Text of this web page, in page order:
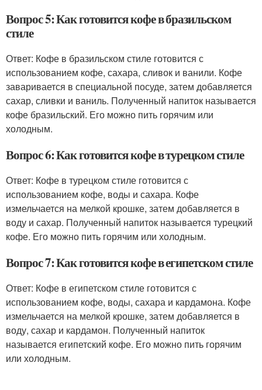
Вопрос 5: Как готовится кофе в бразильском
стиле
Ответ: Кофе в бразильском стиле готовится с
использованием кофе, сахара, сливок и ванили. Кофе
заваривается в специальной посуде, затем добавляется
сахар, сливки и ваниль. Полученный напиток называется
кофе бразильский. Его можно пить горячим или
холодным.
Вопрос 6: Как готовится кофе в турецком стиле
Ответ: Кофе в турецком стиле готовится с
использованием кофе, воды и сахара. Кофе
измельчается на мелкой крошке, затем добавляется в
воду и сахар. Полученный напиток называется турецкий
кофе. Его можно пить горячим или холодным.
Вопрос 7: Как готовится кофе в египетском стиле
Ответ: Кофе в египетском стиле готовится с
использованием кофе, воды, сахара и кардамона. Кофе
измельчается на мелкой крошке, затем добавляется в
воду, сахар и кардамон. Полученный напиток
называется египетский кофе. Его можно пить горячим
или холодным.